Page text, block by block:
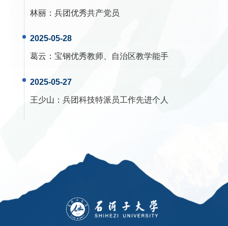
林丽 ：兵团优秀共产党员
2025-05-28
葛云 ：宝钢优秀教师、自治区教学能手
2025-05-27
王少山 ：兵团科技特派员工作先进个人